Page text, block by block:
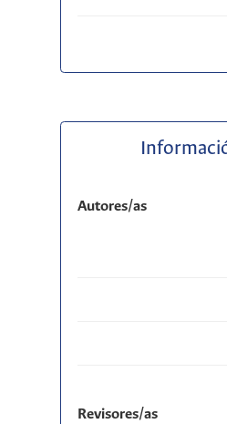
Autores/as
Revisores/as